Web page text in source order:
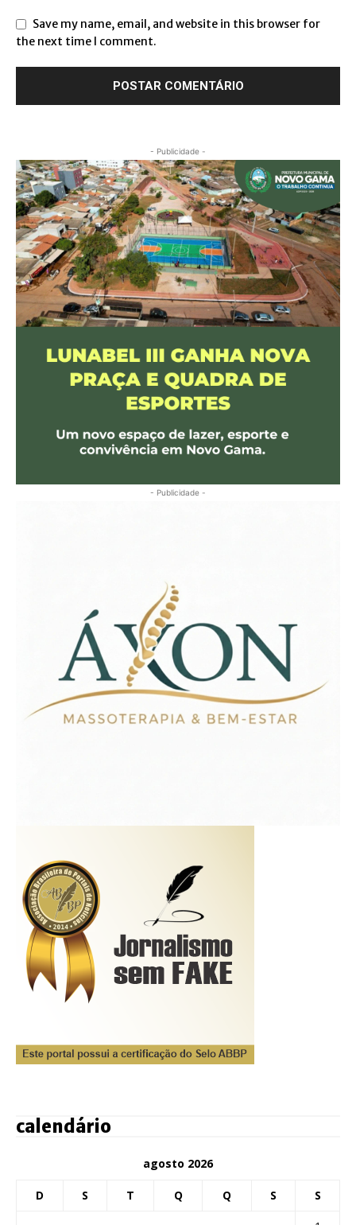
Save my name, email, and website in this browser for
the next time I comment.
- Publicidade -
- Publicidade -
calendário
agosto 2026
D S T Q Q S S